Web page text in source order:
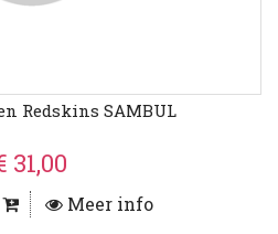
Redskins SAMBUL
31,00
Meer info